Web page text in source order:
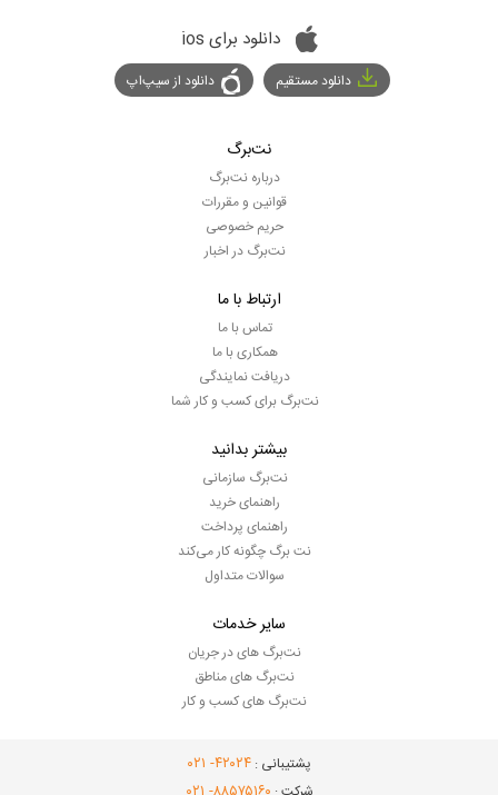
دانلود برای ios
دانلود مستقیم دانلود از سیپ‌اپ
نت‌برگ
درباره نت‌برگ
قوانین و مقررات
حریم خصوصی
نت‌برگ در اخبار
ارتباط با ما
تماس با ما
همکاری با ما
دریافت نمایندگی
نت‌برگ برای کسب و کار شما
بیشتر بدانید
نت‌برگ سازمانی
راهنمای خرید
راهنمای پرداخت
نت برگ چگونه کار می‌کند
سوالات متداول
سایر خدمات
نت‌برگ های در جریان
نت‌برگ های مناطق
نت‌برگ های کسب و کار
پشتیبانی : ۴۲۰۲۴- ۰۲۱